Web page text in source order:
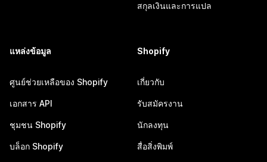
สกุลเงินและการแปล
แหล่งข้อมูล
ศูนย์ช่วยเหลือของ Shopify
เอกสาร API
ชุมชน Shopify
บล็อก Shopify
Shopify
เกี่ยวกับ
รับสมัครงาน
นักลงทุน
สื่อสิ่งพิมพ์